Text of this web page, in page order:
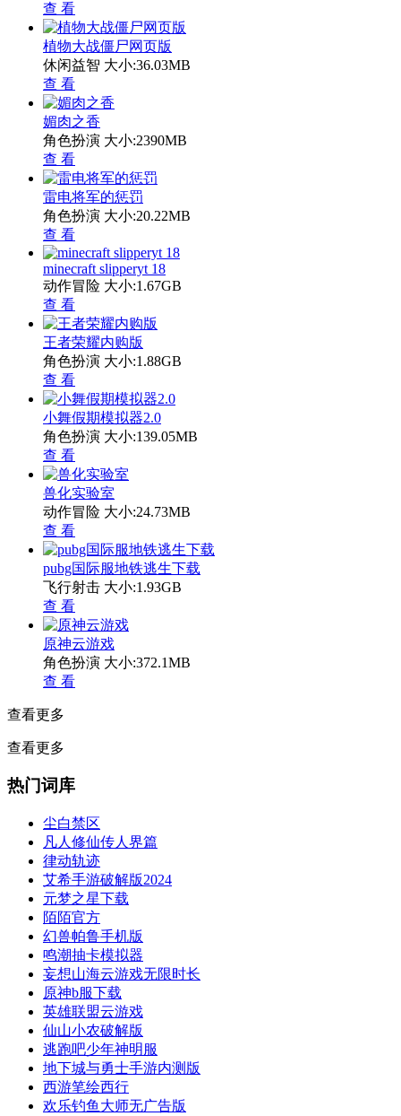
查 看
植物大战僵尸网页版
休闲益智 大小:36.03MB
查 看
媚肉之香
角色扮演 大小:2390MB
查 看
雷电将军的惩罚
角色扮演 大小:20.22MB
查 看
minecraft slipperyt 18
动作冒险 大小:1.67GB
查 看
王者荣耀内购版
角色扮演 大小:1.88GB
查 看
小舞假期模拟器2.0
角色扮演 大小:139.05MB
查 看
兽化实验室
动作冒险 大小:24.73MB
查 看
pubg国际服地铁逃生下载
飞行射击 大小:1.93GB
查 看
原神云游戏
角色扮演 大小:372.1MB
查 看
查看更多
查看更多
热门词库
尘白禁区
凡人修仙传人界篇
律动轨迹
艾希手游破解版2024
元梦之星下载
陌陌官方
幻兽帕鲁手机版
鸣潮抽卡模拟器
妄想山海云游戏无限时长
原神b服下载
英雄联盟云游戏
仙山小农破解版
逃跑吧少年神明服
地下城与勇士手游内测版
西游笔绘西行
欢乐钓鱼大师无广告版